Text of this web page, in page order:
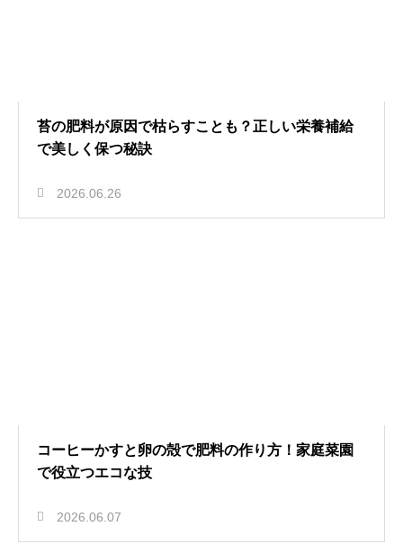
苔の肥料が原因で枯らすことも？正しい栄養補給
で美しく保つ秘訣
2026.06.26
コーヒーかすと卵の殻で肥料の作り方！家庭菜園
で役立つエコな技
2026.06.07